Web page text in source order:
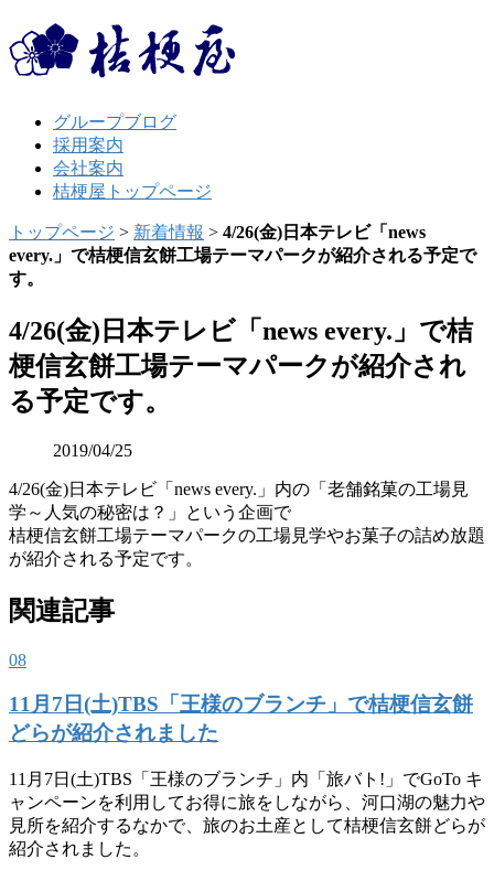
グループブログ
採用案内
会社案内
桔梗屋トップページ
トップページ > 新着情報 > 4/26(金)日本テレビ「news
every.」で桔梗信玄餅工場テーマパークが紹介される予定で
す。
4/26(金)日本テレビ「news every.」で桔
梗信玄餅工場テーマパークが紹介され
る予定です。
2019/04/25
4/26(金)日本テレビ「news every.」内の「老舗銘菓の工場見
学～人気の秘密は？」という企画で
桔梗信玄餅工場テーマパークの工場見学やお菓子の詰め放題
が紹介される予定です。
関連記事
08
11月7日(土)TBS「王様のブランチ」で桔梗信玄餅
どらが紹介されました
11月7日(土)TBS「王様のブランチ」内「旅バト!」でGoTo キ
ャンペーンを利用してお得に旅をしながら、河口湖の魅力や
見所を紹介するなかで、旅のお土産として桔梗信玄餅どらが
紹介されました。